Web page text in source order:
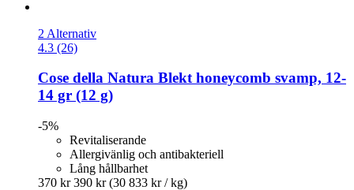
2 Alternativ
4.3 (26)
Cose della Natura Blekt honeycomb svamp, 12-​
14 gr (12 g)
-5%
Revitaliserande
Allergivänlig och antibakteriell
Lång hållbarhet
370 kr 390 kr (30 833 kr / kg)